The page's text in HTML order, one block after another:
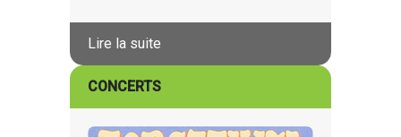
Lire la suite
CONCERTS